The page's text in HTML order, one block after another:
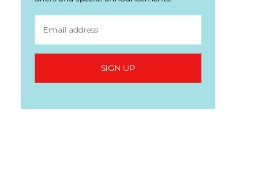
SIGN UP